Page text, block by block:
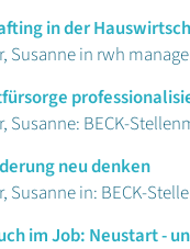
in der
Susanne in rwh
Susanne: BECK-
neu denken
Susanne in: BECK-
im Job: Neustart -